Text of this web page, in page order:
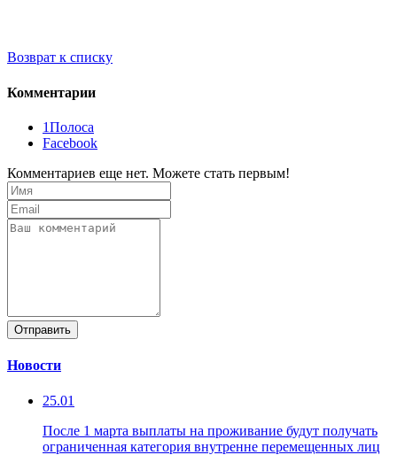
Возврат к списку
Комментарии
1Полоса
Facebook
Комментариев еще нет. Можете стать первым!
Отправить
Новости
25.01
После 1 марта выплаты на проживание будут получать
ограниченная категория внутренне перемещенных лиц